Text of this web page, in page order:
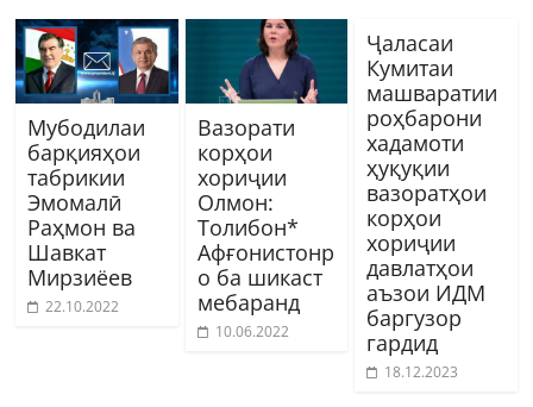
Мубодилаи
барқияҳои
табрикии
Эмомалӣ
Раҳмон ва
Шавкат
Мирзиёев
22.10.2022
Вазорати
корҳои
хориҷии
Олмон:
Толибон*
Афғонистонр
о ба шикаст
мебаранд
10.06.2022
Ҷаласаи
Кумитаи
машваратии
роҳбарони
хадамоти
ҳуқуқии
вазоратҳои
корҳои
хориҷии
давлатҳои
аъзои ИДМ
баргузор
гардид
18.12.2023